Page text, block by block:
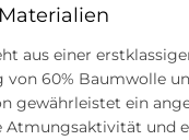
aus einer
60% Baumwolle
gewährleistet ein
Atmungsaktivität und